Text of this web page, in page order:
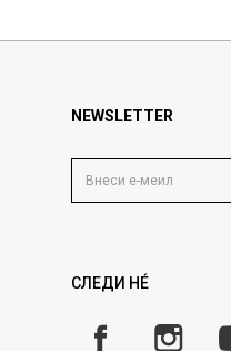
NEWSLETTER
СЛЕДИ НÉ